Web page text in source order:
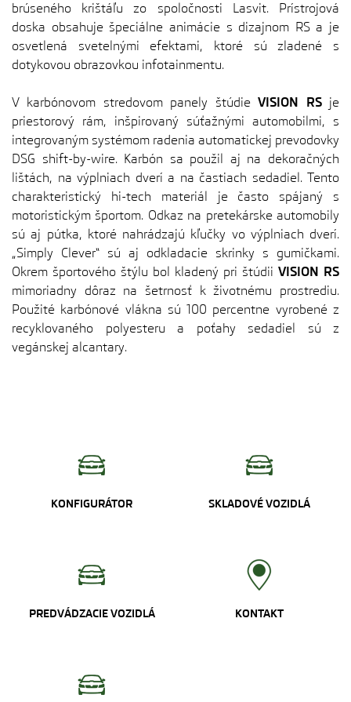
brúseného krištáľu zo spoločnosti Lasvit. Prístrojová
doska obsahuje špeciálne animácie s dizajnom RS a je
osvetlená svetelnými efektami, ktoré sú zladené s
dotykovou obrazovkou infotainmentu.
V karbónovom stredovom panely štúdieVISION RS je
priestorový rám, inšpirovaný súťažnými automobilmi, s
integrovaným systémom radenia automatickej prevodovky
DSG shift-by-wire. Karbón sa použil aj na dekoračných
lištách, na výplniach dverí a na častiach sedadiel. Tento
charakteristický hi-tech materiál je často spájaný s
motoristickým športom. Odkaz na pretekárske automobily
sú aj pútka, ktoré nahrádzajú kľučky vo výplniach dverí.
„Simply Clever“ sú aj odkladacie skrinky s gumičkami.
Okrem športového štýlu bol kladený pri štúdii VISION RS
mimoriadny dôraz na šetrnosť k životnému prostrediu.
Použité karbónové vlákna sú 100 percentne vyrobené z
recyklovaného polyesteru a poťahy sedadiel sú z
vegánskej alcantary.
KONFIGURÁTOR SKLADOVÉ VOZIDLÁ
PREDVÁDZACIE VOZIDLÁ KONTAKT